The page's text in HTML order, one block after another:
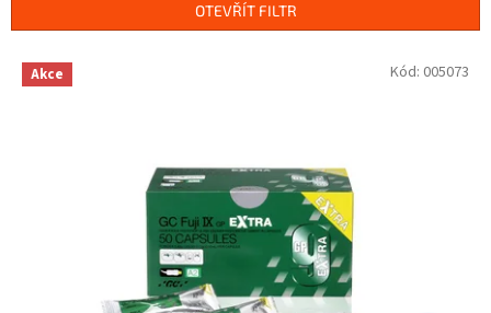
r
OTEVŘÍT FILTR
V Akce Kód: 005073